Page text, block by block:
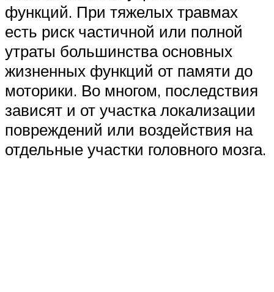
функций. При тяжелых травмах
есть риск частичной или полной
утраты большинства основных
жизненных функций от памяти до
моторики. Во многом, последствия
зависят и от участка локализации
повреждений или воздействия на
отдельные участки головного мозга.